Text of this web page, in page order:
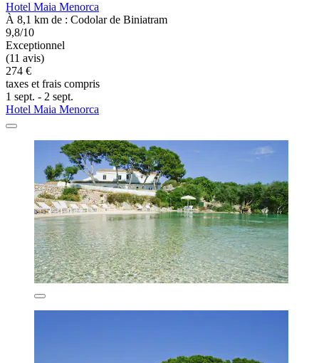
Hotel Maia Menorca
À 8,1 km de : Codolar de Biniatram
9,8/10
Exceptionnel
(11 avis)
274 €
taxes et frais compris
1 sept. - 2 sept.
Hotel Maia Menorca